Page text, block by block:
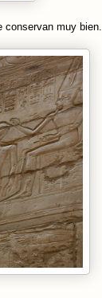
conservan muy bien.